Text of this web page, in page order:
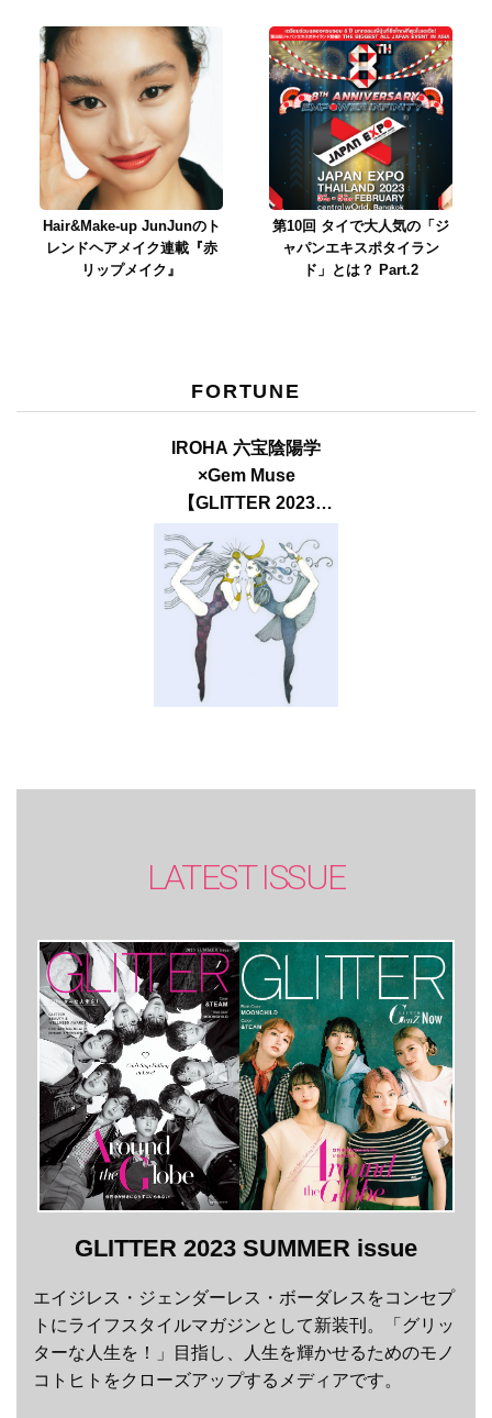
Hair&Make-up JunJunのト
レンドヘアメイク連載『赤
リップメイク』
第10回 タイで大人気の「ジ
ャパンエキスポタイラン
ド」とは？ Part.2
FORTUNE
IROHA 六宝陰陽学
×Gem Muse
【GLITTER 2023
SUMMER issue】
LATEST ISSUE
GLITTER 2023 SUMMER issue
エイジレス・ジェンダーレス・ボーダレスをコンセプ
トにライフスタイルマガジンとして新装刊。「グリッ
ターな人生を！」目指し、人生を輝かせるためのモノ
コトヒトをクローズアップするメディアです。